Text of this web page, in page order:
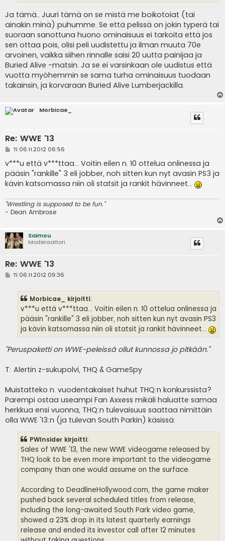
Ja tämä.. Juuri tämä on se mistä me boikotoiat (tai
ainakin minä) puhumme. Se että pelissä on jokin typerä tai
suoraan sanottuna huono ominaisuus ei tarkoita että jos
sen ottaa pois, olisi peli uudistettu ja ilman muuta 70e
arvoinen, vaikka siihen rinnalle saisi 20 uutta painijaa ja
Buried Alive -matsin. Ja se ei varsinkaan ole uudistus että
vuotta myöhemmin se sama turha ominaisuus tuodaan
takainsin, ja korvaraan Buried Alive Lumberjackilla.
Morbicae_
Re: WWE '13
V
e
t
i
Ti 06.11.2012 06:56
v***u että v***ttaa... Voitin eilen n. 10 ottelua onlinessa ja
pääsin "rankille" 3 eli jobber, noh sitten kun nyt avasin PS3 ja
kävin katsomassa niin oli statsit ja rankit hävinneet...
"Wrestling is supposed to be fun."
- Dean Ambrose
Saimou
Moderaattori
Re: WWE '13
VTi 06.11.2012 09:36
Morbicae_ kirjoitti:
v***u että v***ttaa... Voitin eilen n. 10 ottelua onlinessa ja
pääsin "rankille" 3 eli jobber, noh sitten kun nyt avasin PS3
ja kävin katsomassa niin oli statsit ja rankit hävinneet...
"Peruspaketti on WWE-peleissä ollut kunnossa jo pitkään."
T: Alertin z-sukupolvi, THQ & GameSpy
Muistatteko n. vuodentakaiset huhut THQ:n konkurssista?
Parempi ostaa useampi Fan Axxess mikäli haluatte samaa
herkkua ensi vuonna, THQ:n tulevaisuus saattaa nimittäin
olla WWE '13:n (ja tulevan South Parkin) käsissä:
PWInsider kirjoitti:
Sales of WWE '13, the new WWE videogame released by
THQ look to be even more important to the videogame
company than one would assume on the surface.
According to DeadlineHollywood.com, the game maker
pushed back several scheduled titles from release,
including the long-awaited South Park video game,
showed a 23% drop in its latest quarterly earnings
release and ended its investor call after 12 minutes